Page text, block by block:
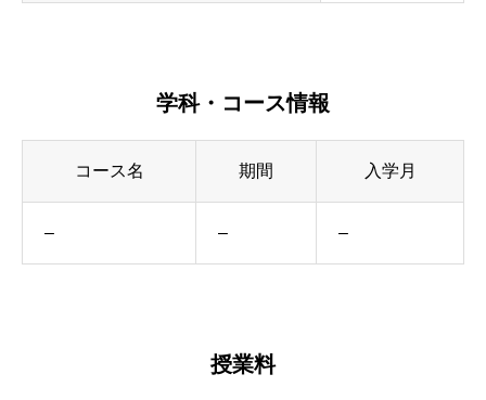
学科・コース情報
コース名 期間 入学月
– – –
授業料